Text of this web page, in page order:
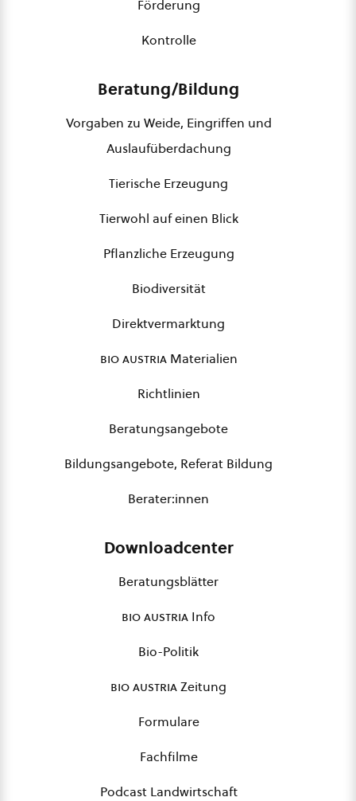
Förderung
Kontrolle
Beratung/Bildung
Vorgaben zu Weide, Eingriffen und
Auslaufüberdachung
Tierische Erzeugung
Tierwohl auf einen Blick
Pflanzliche Erzeugung
Biodiversität
Direktvermarktung
bio austriaMaterialien
Richtlinien
Beratungsangebote
Bildungsangebote, Referat Bildung
Berater:innen
Downloadcenter
Beratungsblätter
bio austria Info
Bio-Politik
bio austriaZeitung
Formulare
Fachfilme
Podcast Landwirtschaft